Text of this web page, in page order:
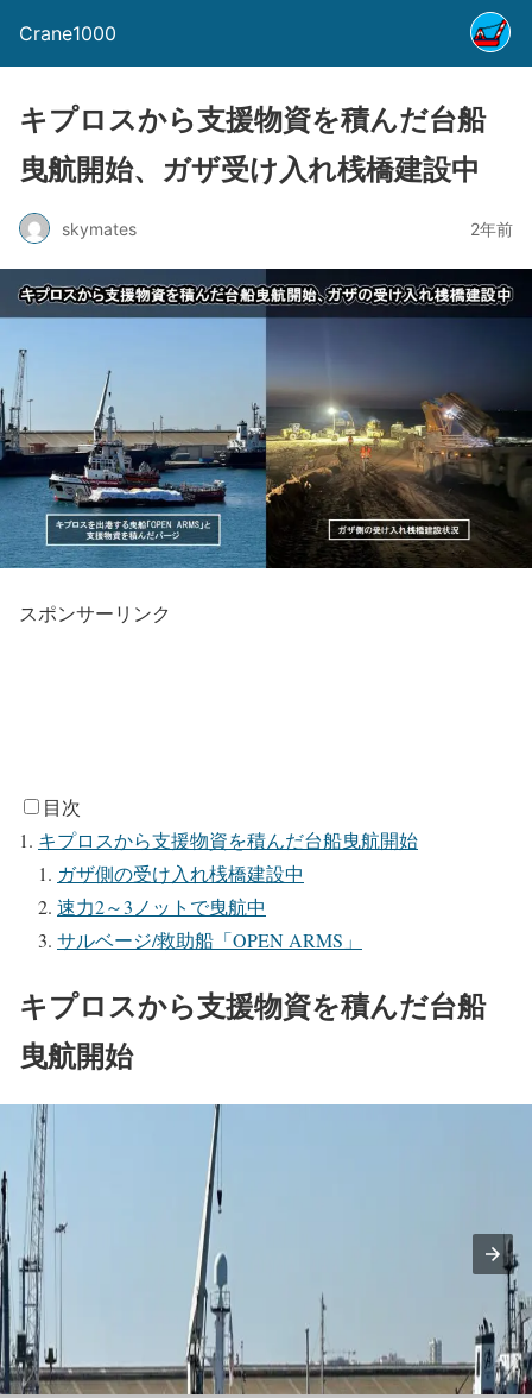
Crane1000
キプロスから支援物資を積んだ台船
曳航開始、ガザ受け入れ桟橋建設中
skymates 2年前
スポンサーリンク
目次
キプロスから支援物資を積んだ台船曳航開始
ガザ側の受け入れ桟橋建設中
速力2～3ノットで曳航中
サルベージ/救助船「OPEN ARMS」
キプロスから支援物資を積んだ台船
曳航開始